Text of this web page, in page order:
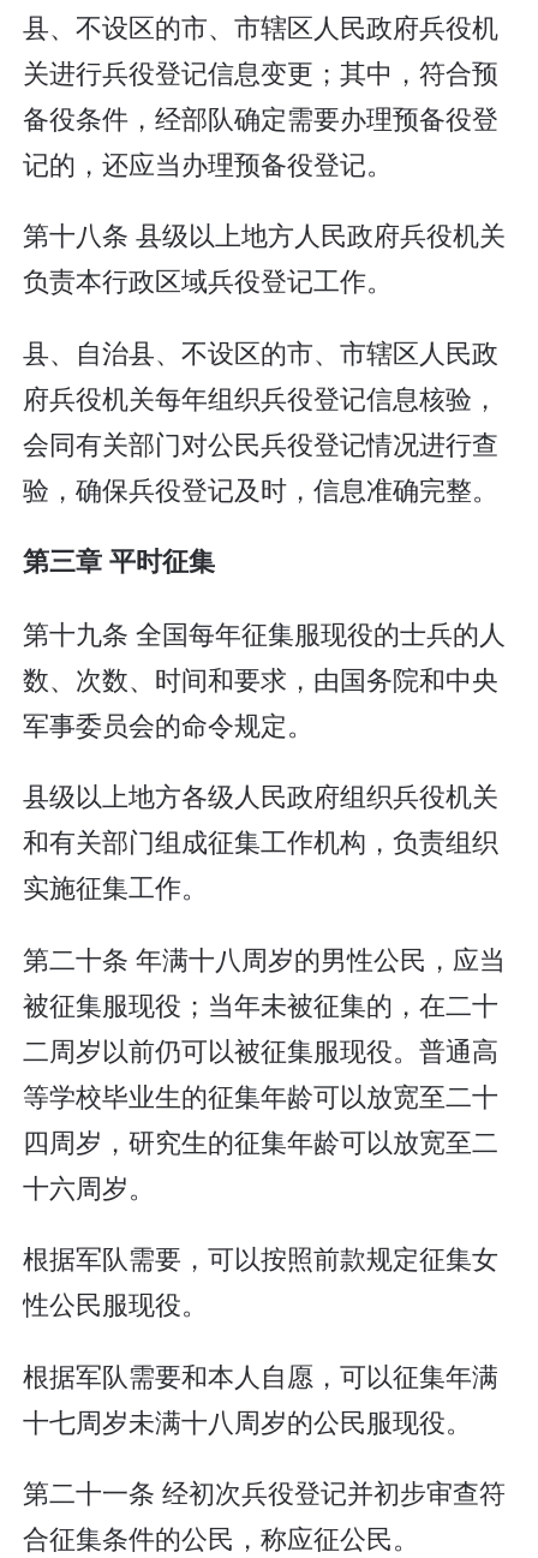
县、不设区的市、市辖区人民政府兵役机
关进行兵役登记信息变更；其中，符合预
备役条件，经部队确定需要办理预备役登
记的，还应当办理预备役登记。
第十八条 县级以上地方人民政府兵役机关
负责本行政区域兵役登记工作。
县、自治县、不设区的市、市辖区人民政
府兵役机关每年组织兵役登记信息核验，
会同有关部门对公民兵役登记情况进行查
验，确保兵役登记及时，信息准确完整。
第三章 平时征集
第十九条 全国每年征集服现役的士兵的人
数、次数、时间和要求，由国务院和中央
军事委员会的命令规定。
县级以上地方各级人民政府组织兵役机关
和有关部门组成征集工作机构，负责组织
实施征集工作。
第二十条 年满十八周岁的男性公民，应当
被征集服现役；当年未被征集的，在二十
二周岁以前仍可以被征集服现役。普通高
等学校毕业生的征集年龄可以放宽至二十
四周岁，研究生的征集年龄可以放宽至二
十六周岁。
根据军队需要，可以按照前款规定征集女
性公民服现役。
根据军队需要和本人自愿，可以征集年满
十七周岁未满十八周岁的公民服现役。
第二十一条 经初次兵役登记并初步审查符
合征集条件的公民，称应征公民。